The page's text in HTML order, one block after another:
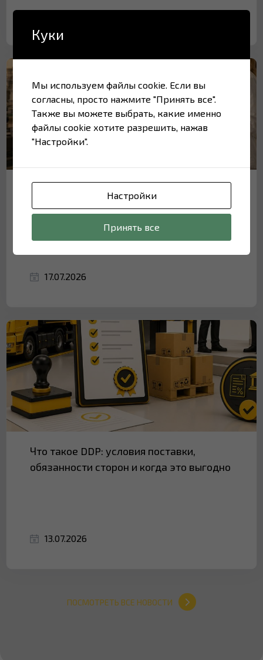
полки за 90 дней
17.07.2026
Что такое DDP: условия поставки,
обязанности сторон и когда это выгодно
13.07.2026
ПОСМОТРЕТЬ ВСЕ НОВОСТИ
Куки
Мы используем файлы cookie. Если вы
согласны, просто нажмите "Принять все".
Также вы можете выбрать, какие именно
файлы cookie хотите разрешить, нажав
"Настройки".
Настройки
Принять все